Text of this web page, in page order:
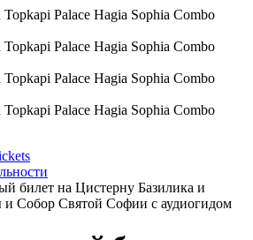
билет на Цистерну Базилика и
Собор Святой Софии с аудиогидом